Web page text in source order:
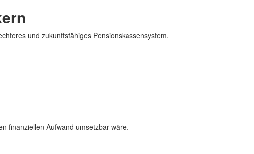
und zukunftsfähiges Pensionskassensystem.
finanziellen Aufwand umsetzbar wäre.